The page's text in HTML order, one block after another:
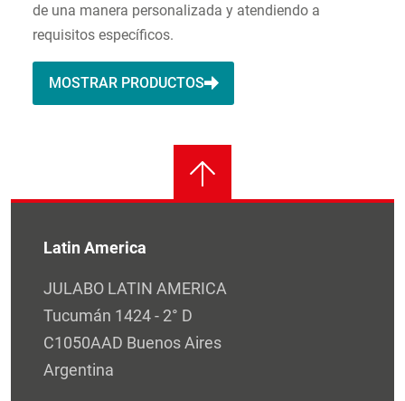
de una manera personalizada y atendiendo a
requisitos específicos.
MOSTRAR PRODUCTOS
Latin America
JULABO LATIN AMERICA
Tucumán 1424 - 2° D
C1050AAD Buenos Aires
Argentina